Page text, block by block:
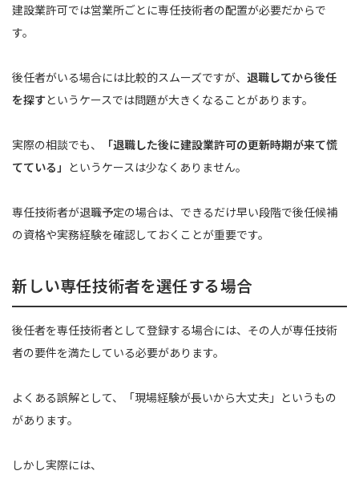
建設業許可では営業所ごとに専任技術者の配置が必要だからで
す。
後任者がいる場合には比較的スムーズですが、 退職してから後任
を探すというケースでは問題が大きくなることがあります。
実際の相談でも、
「退職した後に建設業許可の更新時期が来て慌
てている」 というケースは少なくありません。
専任技術者が退職予定の場合は、できるだけ早い段階で後任候補
の資格や実務経験を確認しておくことが重要です。
新しい専任技術者を選任する場合
後任者を専任技術者として登録する場合には、その人が専任技術
者の要件を満たしている必要があります。
よくある誤解として、「現場経験が長いから大丈夫」というもの
があります。
しかし実際には、